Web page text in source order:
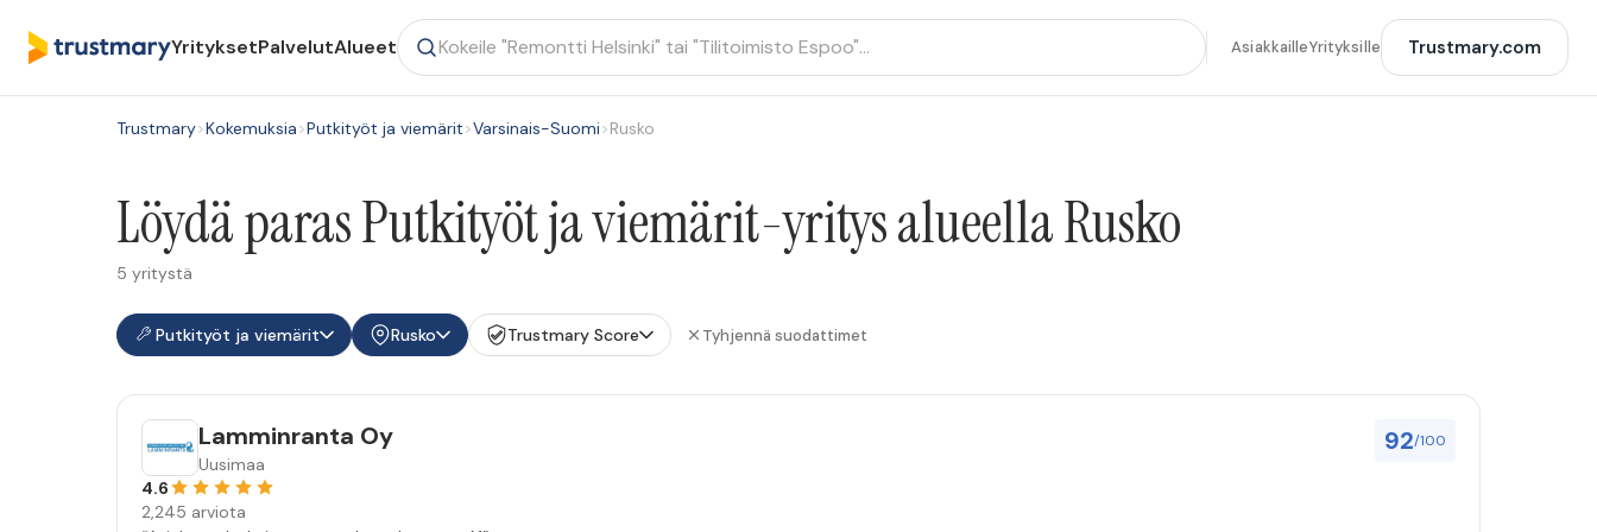
YrityksetPalvelutAlueet AsiakkailleYrityksille Trustmary.com
Trustmary>Kokemuksia>Putkityöt ja viemärit>Varsinais-Suomi>Rusko
Löydä paras Putkityöt ja viemärit-yritys alueella Rusko
5 yritystä
Putkityöt ja viemärit Rusko Trustmary Score Tyhjennä suodattimet
92/100
Lamminranta Oy
Uusimaa
4.6
2,245 arviota